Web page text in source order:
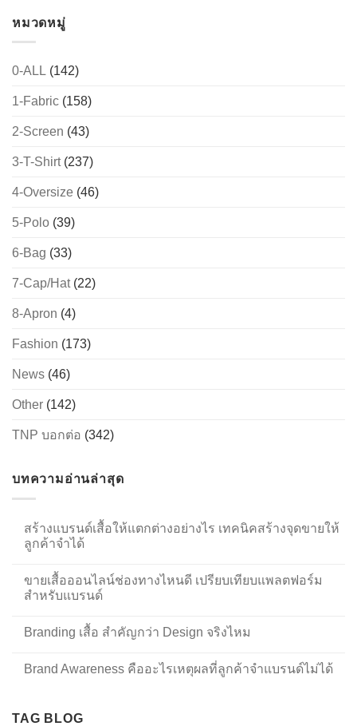
หมวดหมู่
0-ALL (142)
1-Fabric (158)
2-Screen (43)
3-T-Shirt(237)
4-Oversize (46)
5-Polo (39)
6-Bag (33)
7-Cap/Hat(22)
8-Apron (4)
Fashion (173)
News (46)
Other (142)
TNP บอกต่อ (342)
บทความอ่านล่าสุด
สร้างแบรนด์เสื้อให้แตกต่างอย่างไร เทคนิคสร้างจุดขายให้
ลูกค้าจำได้
ขายเสื้อออนไลน์ช่องทางไหนดี เปรียบเทียบแพลตฟอร์ม
สำหรับแบรนด์
Branding เสื้อ สำคัญกว่า Design จริงไหม
Brand Awareness คืออะไรเหตุผลที่ลูกค้าจำแบรนด์ไม่ได้
TAG BLOG